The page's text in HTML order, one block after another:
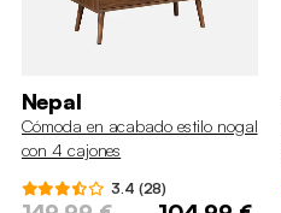
Nepal
Cómoda en acabado estilo nogal
con 4 cajones
3.4 (28)